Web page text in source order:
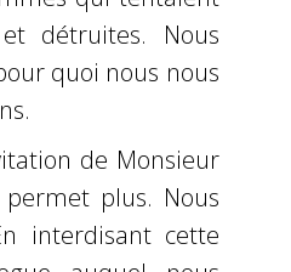
détruites. Nous
quoi nous nous
de Monsieur
plus. Nous
interdisant cette